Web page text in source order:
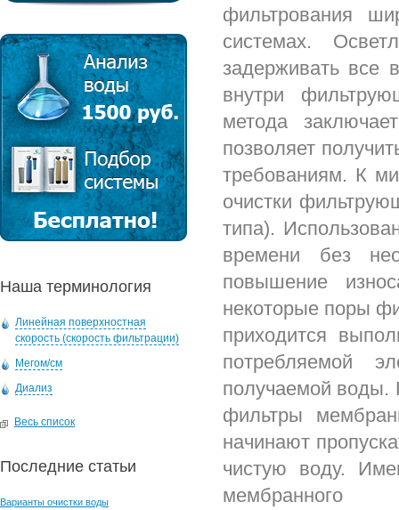
Наша терминология
Линейная поверхностная
скорость (скорость фильтрации)
Мегом/см
Диализ
Весь список
Последние статьи
Варианты очистки воды
фильтрования
системах.
задерживать все
внутри
метода
позволяет
требованиям. К
очистки
типа).
времени без
повышение
некоторые поры
приходится
потребляемой
получаемой воды.
фильтры
начинают
чистую воду.